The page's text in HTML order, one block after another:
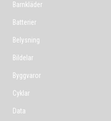
Barnkläder
Batterier
Belysning
Bildelar
Byggvaror
Cyklar
Data